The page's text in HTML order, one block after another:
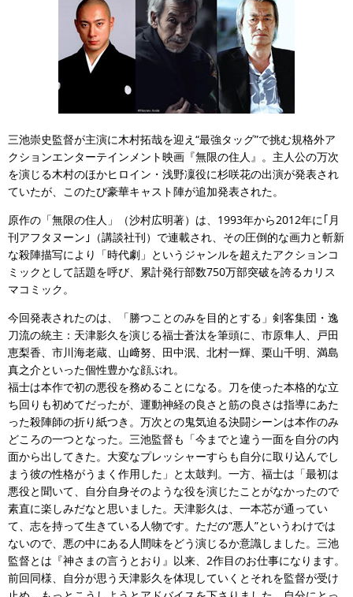
三池崇史監督が主演に木村拓哉を迎え“最強タッグ”で挑む規格外ア
クションエンターテインメント映画『無限の住人』。主人公の万次
を演じる木村のほかヒロイン・浅野凜役に杉咲花の出演が発表され
ていたが、このたび豪華キャスト陣が追加発表された。
原作の「無限の住人」（沙村広明著）は、1993年から2012年に｢月
刊アフタヌーン｣（講談社刊）で連載され、その圧倒的な画力と斬新
な殺陣描写により「時代劇」というジャンルを超えたアクションコ
ミックとして話題を呼び、累計発行部数750万部突破を誇るカリス
マコミック。
今回発表されたのは、「勝つことのみを目的とする」剣客集団・逸
刀流の統主：天津影久を演じる福士蒼汰を筆頭に、市原隼人、戸田
恵梨香、市川海老蔵、山﨑努、田中泯、北村一輝、栗山千明、満島
真之介といった個性豊かな顔ぶれ。
福士は本作で初の悪役を務めることになる。刀を使った本格的な立
ち回りも初めてだったが、運動神経の良さと筋の良さは指導にあた
った殺陣師の折り紙つき。万次との鬼気迫る決闘シーンは本作のみ
どころの一つとなった。三池監督も「今までと違う一面を自分の内
面から出してきた。大変なプレッシャーすらも自分に取り込んでし
まう彼の性格がうまく作用した」と太鼓判。一方、福士は「最初は
悪役と聞いて、自分自身そのような役を演じたことがなかったので
素直に楽しみだなと思いました。天津影久は、一本芯が通ってい
て、志を持って生きている人物です。ただの“悪人”というわけでは
ないので、悪の中にある人間味をどう演じるか意識しました。三池
監督とは『神さまの言うとおり』以来、2作目のお仕事になります。
前回同様、自分が思う天津影久を体現していくとそれを監督が受け